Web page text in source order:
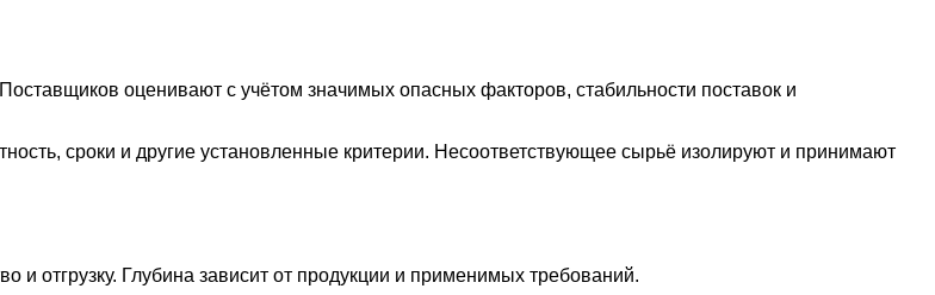
оценивают с учётом значимых опасных факторов, стабильности поставок и
сроки и другие установленные критерии. Несоответствующее сырьё изолируют и принимают
и отгрузку. Глубина зависит от продукции и применимых требований.